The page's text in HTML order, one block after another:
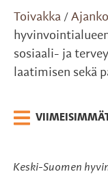
Toivakka /
sosiaali- ja
laatimisen sekä
Keski-Suomen